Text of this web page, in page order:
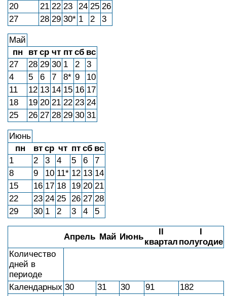
20
21 22 23 24 25 26
27
28 29 30* 1 2 3
Май
пн
вт ср чт пт сб вс
27
28 29 30 1 2
3
4
5 6 7 8* 9
10
11
12 13 14 15 16 17
18
19 20 21 22 23 24
25
26 27 28 29 30 31
Июнь
пн
вт ср чт пт сб вс
1
2 3 4 5 6
7
8
9 10 11* 12 13 14
15
16 17 18 19 20 21
22
23 24 25 26 27 28
29
30 1 2 3 4 5
Апрель Май Июнь
II
квартал
I
полугодие
Количество
дней в
периоде
Календарных 30 31 30 91
182